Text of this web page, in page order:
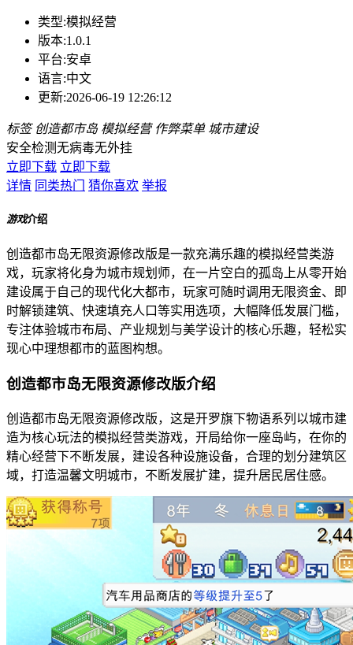
类型:模拟经营
版本:1.0.1
平台:安卓
语言:中文
更新:2026-06-19 12:26:12
标签 创造都市岛 模拟经营 作弊菜单 城市建设
安全检测无病毒无外挂
立即下载 立即下载
详情 同类热门 猜你喜欢 举报
游戏介绍
创造都市岛无限资源修改版是一款充满乐趣的模拟经营类游
戏，玩家将化身为城市规划师，在一片空白的孤岛上从零开始
建设属于自己的现代化大都市，玩家可随时调用无限资金、即
时解锁建筑、快速填充人口等实用选项，大幅降低发展门槛，
专注体验城市布局、产业规划与美学设计的核心乐趣，轻松实
现心中理想都市的蓝图构想。
创造都市岛无限资源修改版介绍
创造都市岛无限资源修改版，这是开罗旗下物语系列以城市建
造为核心玩法的模拟经营类游戏，开局给你一座岛屿，在你的
精心经营下不断发展，建设各种设施设备，合理的划分建筑区
域，打造温馨文明城市，不断发展扩建，提升居民居住感。